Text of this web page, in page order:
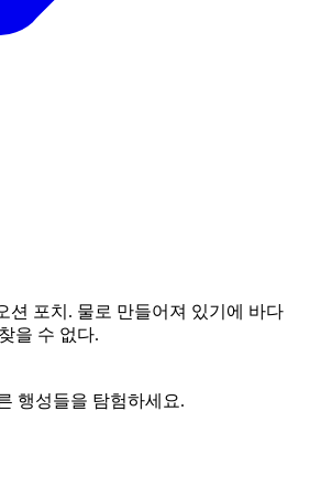
션 포치. 물로 만들어져 있기에 바다
을 수 없다.
행성들을 탐험하세요.